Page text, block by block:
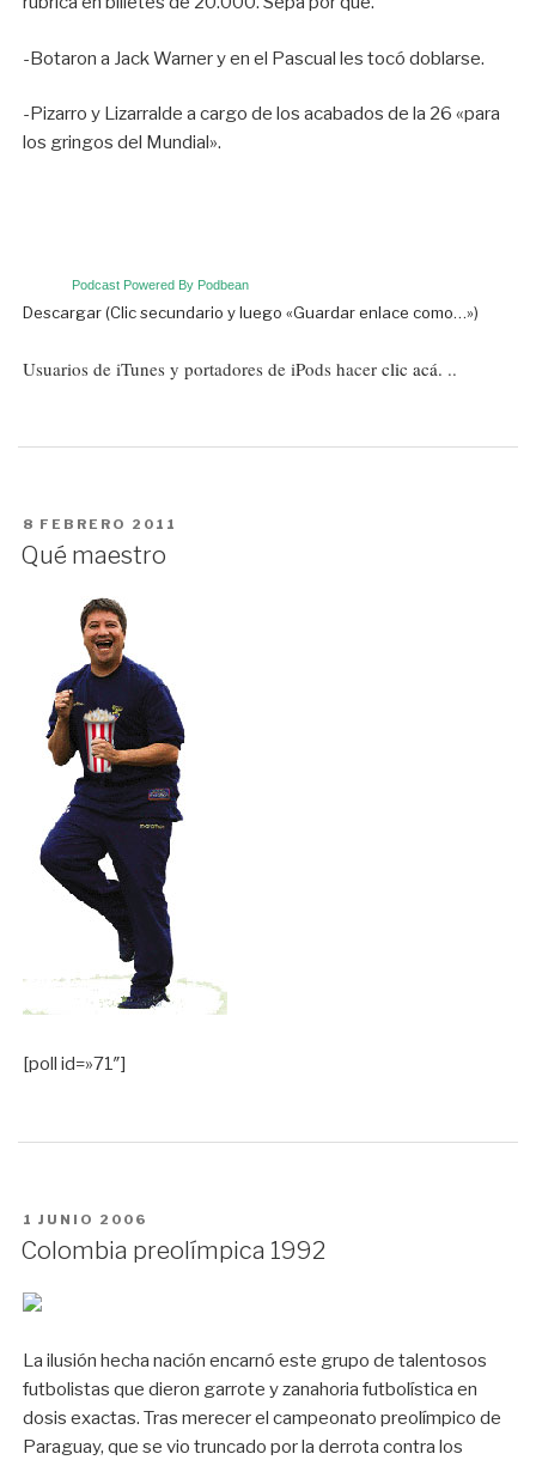
-Botaron a Jack Warner y en el Pascual les tocó doblarse.
-Pizarro y Lizarralde a cargo de los acabados de la 26 «para
los gringos del Mundial».
Podcast Powered By Podbean
Descargar (Clic secundario y luego «Guardar enlace como…»)
Usuarios de iTunes y portadores de iPods hacerclic acá. ..
PUBLICADO
EN
8 FEBRERO 2011
Qué maestro
[poll id=»71″]
PUBLICADO
EN
1 JUNIO 2006
Colombia preolímpica 1992
La ilusión hecha nación encarnó este grupo de talentosos
futbolistas que dieron garrote y zanahoria futbolística en
dosis exactas. Tras merecer el campeonato preolímpico de
Paraguay, que se vio truncado por la derrota contra los